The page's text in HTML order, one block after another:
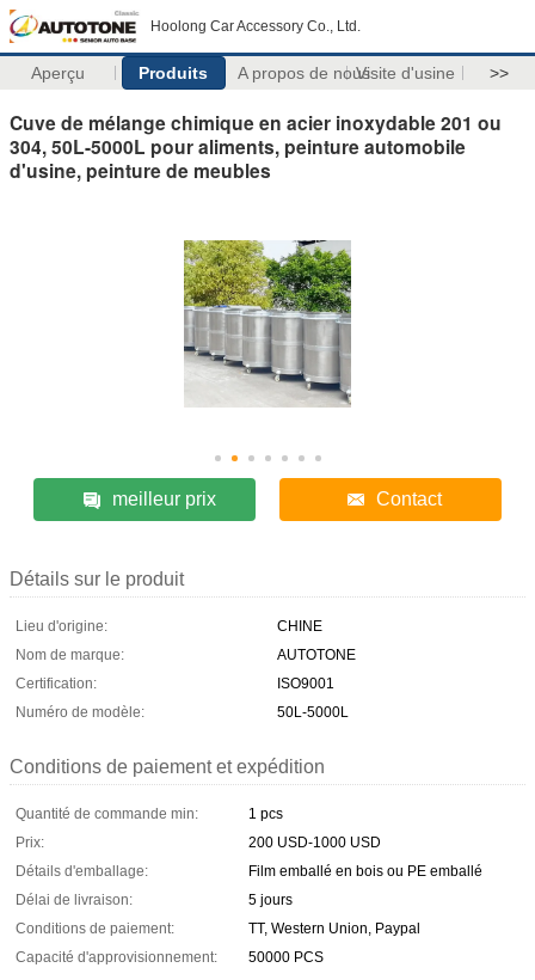
Hoolong Car Accessory Co., Ltd.
Aperçu Produits A propos de nousVisite d'usine >>
Cuve de mélange chimique en acier inoxydable 201 ou
304, 50L-5000L pour aliments, peinture automobile
d'usine, peinture de meubles
meilleur prix Contact
Détails sur le produit
Lieu d'origine:
CHINE
Nom de marque:
AUTOTONE
Certification:
ISO9001
Numéro de modèle:
50L-5000L
Conditions de paiement et expédition
Quantité de commande min:
1 pcs
Prix:
200 USD-1000 USD
Détails d'emballage:
Film emballé en bois ou PE emballé
Délai de livraison:
5 jours
Conditions de paiement:
TT, Western Union, Paypal
Capacité d'approvisionnement:
50000 PCS